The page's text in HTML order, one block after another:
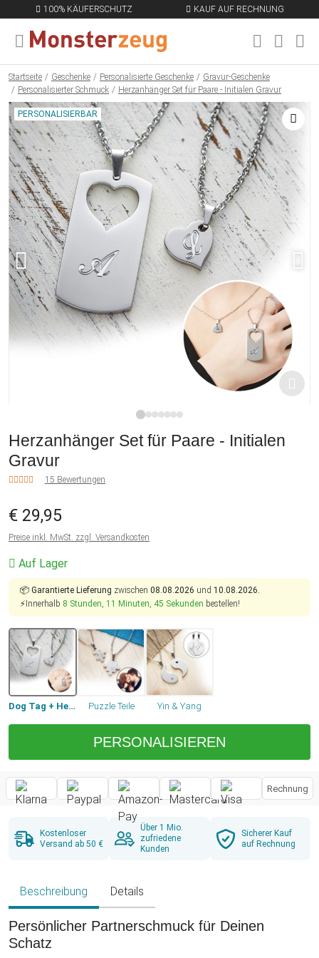
100% KÄUFERSCHUTZ KAUF AUF RECHNUNG
MENÜ SCHLIESSEN
Startseite Geschenke Personalisierte Geschenke
Gravur-Geschenke
Personalisierter Schmuck
Herzanhänger Set für Paare - Initialen Gravur
PERSONALISIERBAR
Herzanhänger Set für Paare - Initialen
Gravur
15 Bewertungen
€ 29,95
Preise inkl. MwSt. zzgl. Versandkosten
Auf Lager
📦 Garantierte Lieferung zwischen 08.08.2026 und 10.08.2026.
⚡Innerhalb 8 Stunden, 11 Minuten, 44 Sekunden bestellen!
Dog Tag + Herz Puzzle Teile Yin & Yang
PERSONALISIEREN
Rechnung
Kostenloser
Versand ab 50 €
Über 1 Mio.
zufriedene
Kunden
Sicherer Kauf
auf Rechnung
Beschreibung Details
Persönlicher Partnerschmuck für Deinen
Schatz